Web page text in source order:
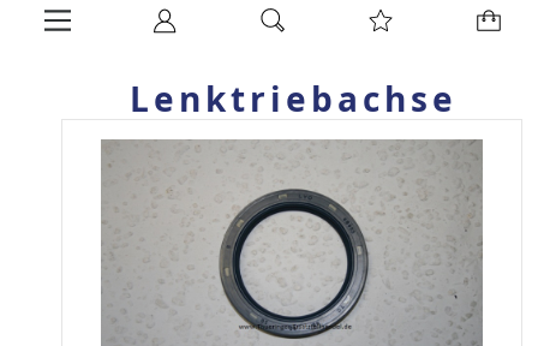
Lenktriebachse